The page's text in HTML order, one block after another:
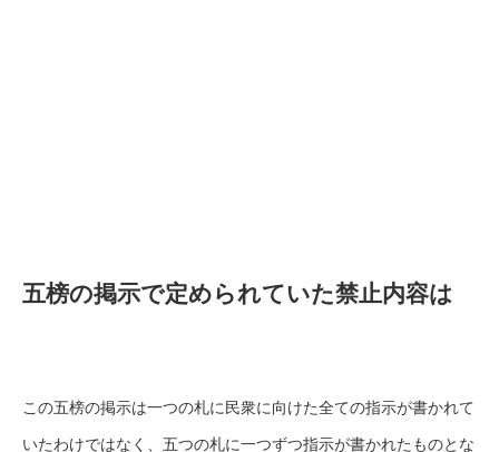
五榜の掲示で定められていた禁止内容は
この五榜の掲示は一つの札に民衆に向けた全ての指示が書かれて
いたわけではなく、五つの札に一つずつ指示が書かれたものとな